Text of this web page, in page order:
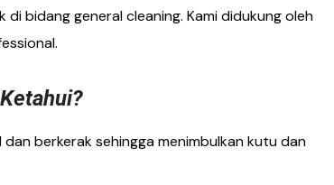
bidang general cleaning. Kami didukung oleh
berkerak sehingga menimbulkan kutu dan